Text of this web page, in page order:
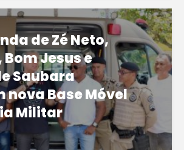
de Zé Neto,
Jesus e
Saubara
nova Base Móvel
Militar